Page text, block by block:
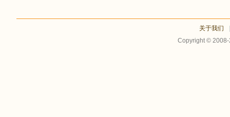
关于我们
Copyright ©